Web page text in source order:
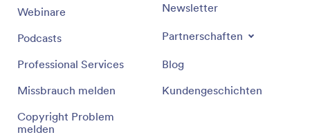
Webinare
Podcasts
Professional Services
Missbrauch melden
Copyright Problem
melden
Newsletter
Partnerschaften
Blog
Kundengeschichten